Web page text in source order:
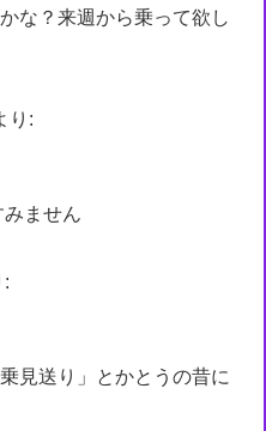
な？来週から乗って欲し
り:
ません
:
見送り」とかとうの昔に